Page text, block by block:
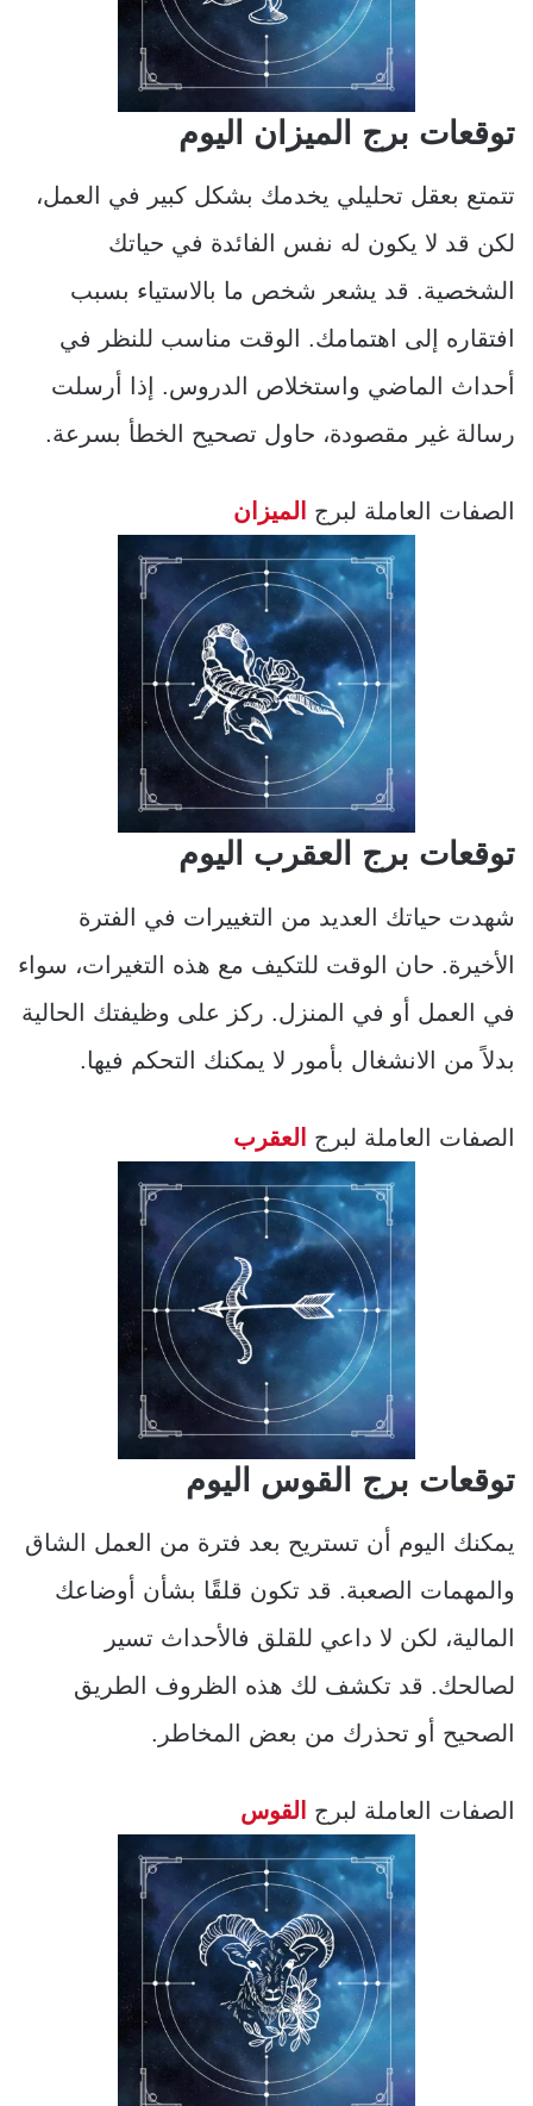
توقعات برج الميزان اليوم
تتمتع بعقل تحليلي يخدمك بشكل كبير في العمل،
لكن قد لا يكون له نفس الفائدة في حياتك
الشخصية. قد يشعر شخص ما بالاستياء بسبب
افتقاره إلى اهتمامك. الوقت مناسب للنظر في
أحداث الماضي واستخلاص الدروس. إذا أرسلت
رسالة غير مقصودة، حاول تصحيح الخطأ بسرعة.
الصفات العاملة لبرج الميزان
توقعات برج العقرب اليوم
شهدت حياتك العديد من التغييرات في الفترة
الأخيرة. حان الوقت للتكيف مع هذه التغيرات، سواء
في العمل أو في المنزل. ركز على وظيفتك الحالية
بدلاً من الانشغال بأمور لا يمكنك التحكم فيها.
الصفات العاملة لبرج العقرب
توقعات برج القوس اليوم
يمكنك اليوم أن تستريح بعد فترة من العمل الشاق
والمهمات الصعبة. قد تكون قلقًا بشأن أوضاعك
المالية، لكن لا داعي للقلق فالأحداث تسير
لصالحك. قد تكشف لك هذه الظروف الطريق
الصحيح أو تحذرك من بعض المخاطر.
الصفات العاملة لبرج القوس